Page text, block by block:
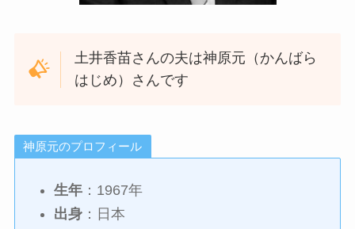
土井香苗さんの夫は神原元（かんばら
はじめ）さんです
神原元のプロフィール
生年 ：1967年
出身 ：日本